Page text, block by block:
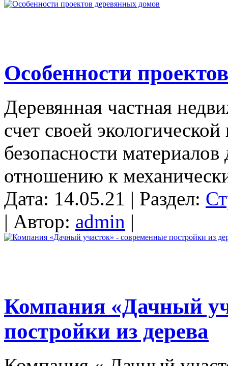
Особенности
Деревянная частная
счет своей
безопасности
отношению к
Дата: 14.05.21 | Раздел:
| Автор: admin |
Компания «Дачный
постройки из дерева